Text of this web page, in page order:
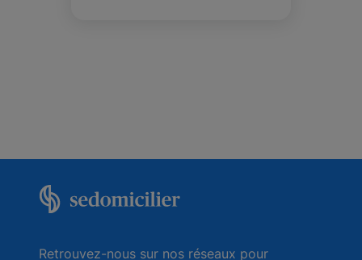
Retrouvez-nous sur nos réseaux pour